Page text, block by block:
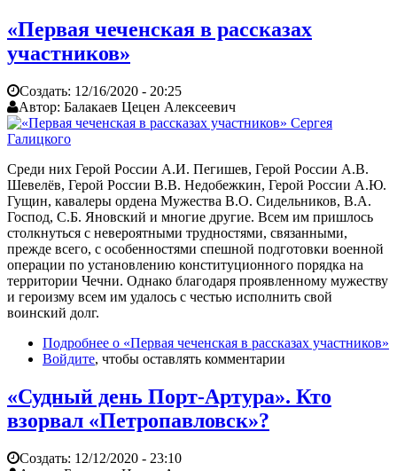
«Первая чеченская в рассказах
участников»
Создать: 12/16/2020 - 20:25
Автор: Балакаев Цецен Алексеевич
Среди них Герой России А.И. Пегишев, Герой России А.В.
Шевелёв, Герой России В.В. Недобежкин, Герой России А.Ю.
Гущин, кавалеры ордена Мужества В.О. Сидельников, В.А.
Господ, С.Б. Яновский и многие другие. Всем им пришлось
столкнуться с невероятными трудностями, связанными,
прежде всего, с особенностями спешной подготовки военной
операции по установлению конституционного порядка на
территории Чечни. Однако благодаря проявленному мужеству
и героизму всем им удалось с честью исполнить свой
воинский долг.
Подробнее о «Первая чеченская в рассказах участников»
Войдите, чтобы оставлять комментарии
«Судный день Порт-Артура». Кто
взорвал «Петропавловск»?
Создать: 12/12/2020 - 23:10